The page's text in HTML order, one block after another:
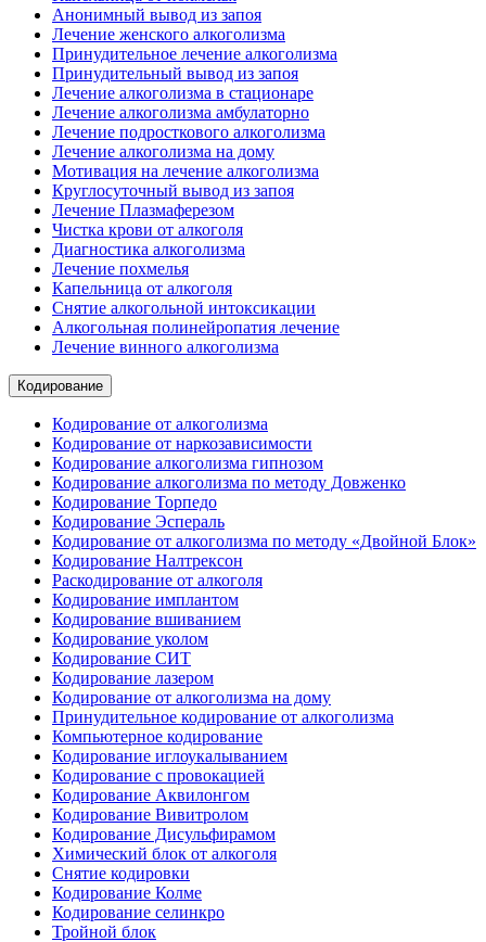
Анонимный вывод из запоя
Лечение женского алкоголизма
Принудительное лечение алкоголизма
Принудительный вывод из запоя
Лечение алкоголизма в стационаре
Лечение алкоголизма амбулаторно
Лечение подросткового алкоголизма
Лечение алкоголизма на дому
Мотивация на лечение алкоголизма
Круглосуточный вывод из запоя
Лечение Плазмаферезом
Чистка крови от алкоголя
Диагностика алкоголизма
Лечение похмелья
Капельница от алкоголя
Снятие алкогольной интоксикации
Алкогольная полинейропатия лечение
Лечение винного алкоголизма
Кодирование
Кодирование от алкоголизма
Кодирование от наркозависимости
Кодирование алкоголизма гипнозом
Кодирование алкоголизма по методу Довженко
Кодирование Торпедо
Кодирование Эспераль
Кодирование от алкоголизма по методу «Двойной Блок»
Кодирование Налтрексон
Раскодирование от алкоголя
Кодирование имплантом
Кодирование вшиванием
Кодирование уколом
Кодирование СИТ
Кодирование лазером
Кодирование от алкоголизма на дому
Принудительное кодирование от алкоголизма
Компьютерное кодирование
Кодирование иглоукалыванием
Кодирование с провокацией
Кодирование Аквилонгом
Кодирование Вивитролом
Кодирование Дисульфирамом
Химический блок от алкоголя
Снятие кодировки
Кодирование Колме
Кодирование селинкро
Тройной блок